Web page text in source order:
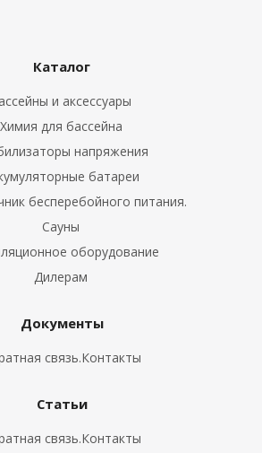
Каталог
и аксессуары
Химия для бассейна
напряжения
батареи
бесперебойного питания.
Сауны
оборудование
Дилерам
Документы
связь.Контакты
Статьи
связь.Контакты